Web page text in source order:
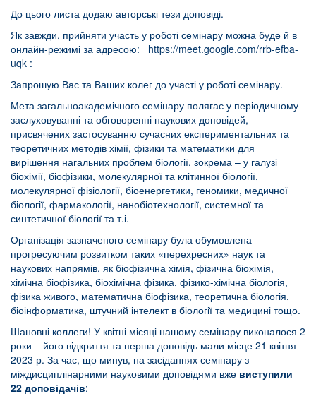
До цього листа додаю авторські тези доповіді.
Як завжди, прийняти участь у роботі семінару можна буде й в
онлайн-режимі за адресою:
https://meet.google.com/rrb-efba-
uqk :
Запрошую Вас та Ваших колег до участі у роботі семінару.
Мета загальноакадемічного семінару полягає у періодичному
заслуховуванні та обговоренні наукових доповідей,
присвячених застосуванню сучасних експериментальних та
теоретичних методів хімії, фізики та математики для
вирішення нагальних проблем біології, зокрема – у галузі
біохімії, біофізики, молекулярної та клітинної біології,
молекулярної фізіології, біоенергетики, геномики, медичної
біології, фармакології, нанобіотехнології, системної та
синтетичної біології та т.і.
Організація зазначеного семінару була обумовлена
прогресуючим розвитком таких «перехресних» наук та
наукових напрямів, як біофізична хімія, фізична біохімія,
хімічна біофізика, біохімічна фізика, фізико-хімічна біологія,
фізика живого, математична біофізика, теоретична біологія,
біоінформатика, штучний інтелект в біології та медицині тощо.
Шановні коллеги! У квітні місяці нашому семінару виконалося 2
роки – його відкриття та перша доповідь мали місце 21 квітня
2023 р. За час, що минув, на засіданнях семінару з
міждисциплінарними науковими доповідями вже виступили
22 доповідачів: